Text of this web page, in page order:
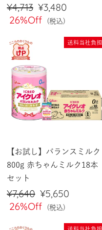
通
常
格
¥4,713 セ
ー
¥3,480
26%Off
送料当社負担
【お試し】バランスミルク
800g 赤ちゃんミルク18本
セット
通
常
¥7,640 セ
ー
¥5,650
26%Off
送料当社負担